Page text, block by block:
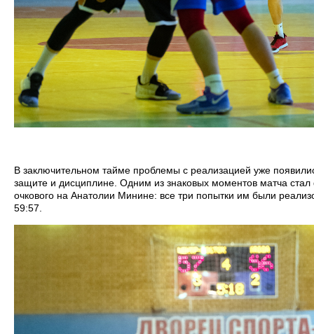
В заключительном тайме проблемы с реализацией уже
защите и дисциплине. Одним из знаковых моментов матча
очкового на Анатолии Минине: все три попытки им были
59:57.